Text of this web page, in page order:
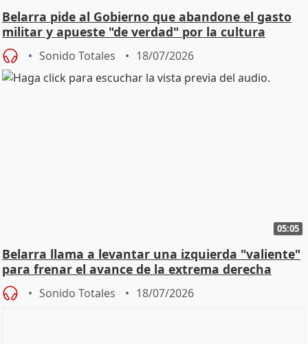
Belarra pide al Gobierno que abandone el gasto
militar y apueste "de verdad" por la cultura
Sonido Totales 18/07/2026
05:05
Belarra llama a levantar una izquierda "valiente"
para frenar el avance de la extrema derecha
Sonido Totales 18/07/2026